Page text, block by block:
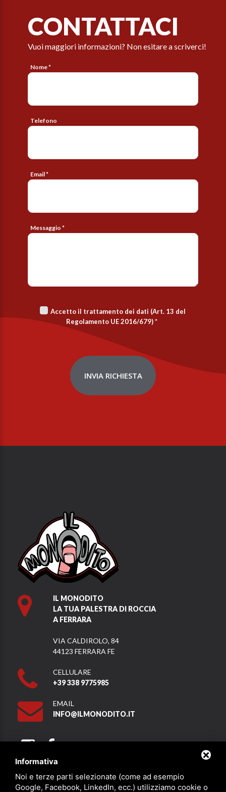
CONTATTACI
Vuoi maggiori informazioni? Non esitare a scriverci!
Nome *
Telefono
Email *
Messaggio *
Accetto il trattamento dei dati (Art. 13 del
Regolamento UE 2016/679)*
INVIA RICHIESTA
IL MONODITO
LA TUA PALESTRA DI ROCCIA
A FERRARA
VIA CALDIROLO, 84
44123 FERRARA FE
CELLULARE
+39 338 9775985
EMAIL
INFO@ILMONODITO.IT
Partner
Informativa
Noi e terze parti selezionate (come ad esempio
Google, Facebook, LinkedIn, ecc.) utilizziamo cookie o